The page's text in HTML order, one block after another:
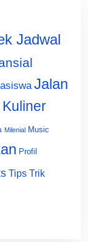
Jadwal
Jalan
Kuliner
Milenial Music
Profil
Tips Trik